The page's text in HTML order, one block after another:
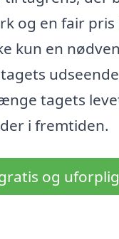
og en fair pris
kun en
tagets
i fremtiden.
og